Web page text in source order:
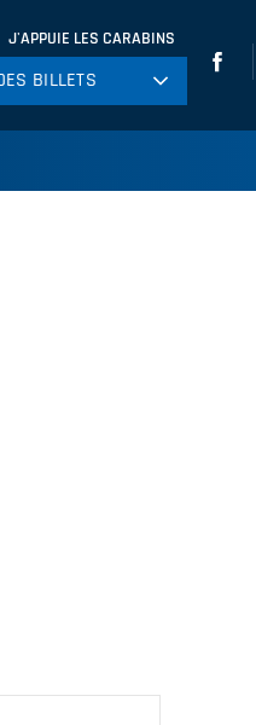
J'APPUIE LES CARABINS
BILLETS
BILLETS